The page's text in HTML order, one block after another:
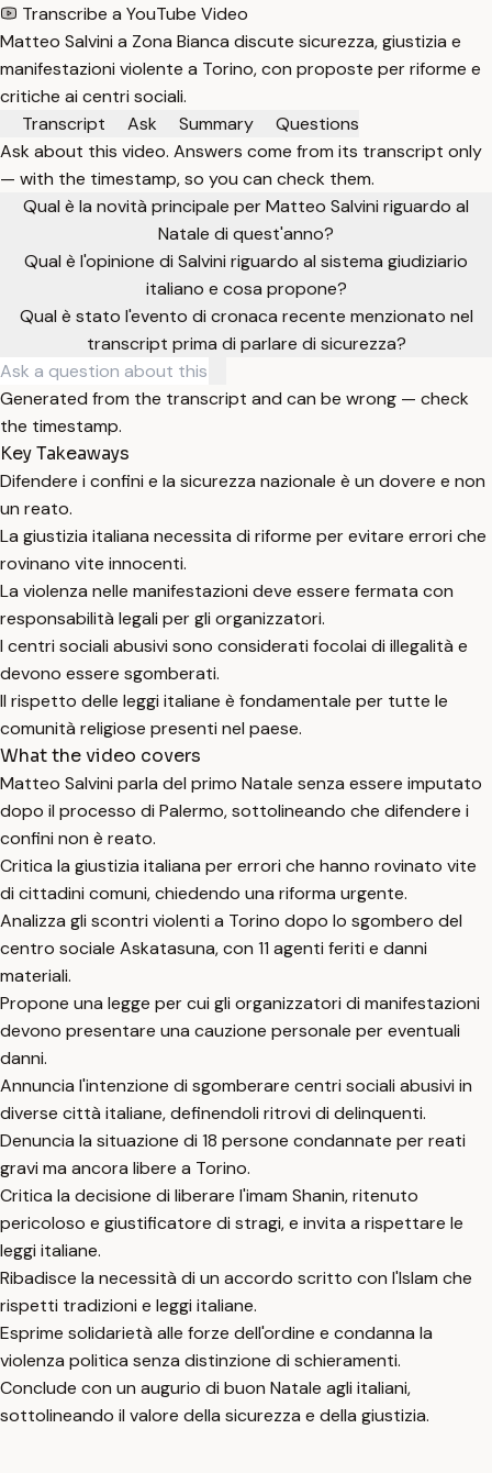
Transcribe a YouTube Video
Matteo Salvini a Zona Bianca discute sicurezza, giustizia e
manifestazioni violente a Torino, con proposte per riforme e
critiche ai centri sociali.
Transcript
Ask Summary
Questions
Ask about this video. Answers come from its transcript only
— with the timestamp, so you can check them.
Qual è la novità principale per Matteo Salvini riguardo al
Natale di quest'anno?
Qual è l'opinione di Salvini riguardo al sistema giudiziario
italiano e cosa propone?
Qual è stato l'evento di cronaca recente menzionato nel
transcript prima di parlare di sicurezza?
Generated from the transcript and can be wrong — check
the timestamp.
Key Takeaways
Difendere i confini e la sicurezza nazionale è un dovere e non
un reato.
La giustizia italiana necessita di riforme per evitare errori che
rovinano vite innocenti.
La violenza nelle manifestazioni deve essere fermata con
responsabilità legali per gli organizzatori.
I centri sociali abusivi sono considerati focolai di illegalità e
devono essere sgomberati.
Il rispetto delle leggi italiane è fondamentale per tutte le
comunità religiose presenti nel paese.
What the video covers
Matteo Salvini parla del primo Natale senza essere imputato
dopo il processo di Palermo, sottolineando che difendere i
confini non è reato.
Critica la giustizia italiana per errori che hanno rovinato vite
di cittadini comuni, chiedendo una riforma urgente.
Analizza gli scontri violenti a Torino dopo lo sgombero del
centro sociale Askatasuna, con 11 agenti feriti e danni
materiali.
Propone una legge per cui gli organizzatori di manifestazioni
devono presentare una cauzione personale per eventuali
danni.
Annuncia l'intenzione di sgomberare centri sociali abusivi in
diverse città italiane, definendoli ritrovi di delinquenti.
Denuncia la situazione di 18 persone condannate per reati
gravi ma ancora libere a Torino.
Critica la decisione di liberare l'imam Shanin, ritenuto
pericoloso e giustificatore di stragi, e invita a rispettare le
leggi italiane.
Ribadisce la necessità di un accordo scritto con l'Islam che
rispetti tradizioni e leggi italiane.
Esprime solidarietà alle forze dell'ordine e condanna la
violenza politica senza distinzione di schieramenti.
Conclude con un augurio di buon Natale agli italiani,
sottolineando il valore della sicurezza e della giustizia.